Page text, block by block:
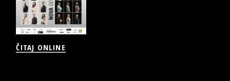
ČITAJ ONLINE